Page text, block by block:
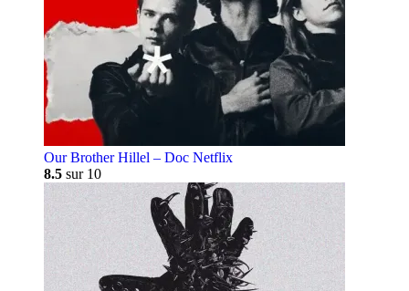
Our Brother Hillel – Doc Netflix
8.5 sur 10